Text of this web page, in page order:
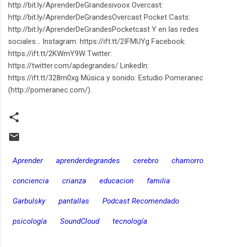
http://bit.ly/AprenderDeGrandesivoox Overcast:
http://bit.ly/AprenderDeGrandesOvercast Pocket Casts:
http://bit.ly/AprenderDeGrandesPocketcast Y en las redes
sociales... Instagram: https://ift.tt/2IFMUYg Facebook:
https://ift.tt/2KWmY9W Twitter:
https://twitter.com/apdegrandes/ LinkedIn:
https://ift.tt/328m0xg Música y sonido: Estudio Pomeranec
(http://pomeranec.com/).
Aprender aprenderdegrandes cerebro chamorro
conciencia crianza educacion familia
Garbulsky pantallas Podcast Recomendado
psicología SoundCloud tecnología